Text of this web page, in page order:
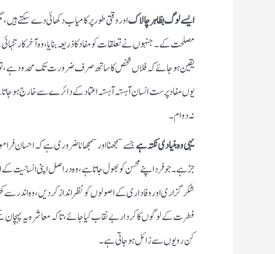
ایسے لوگ بظاہر چالاکاور وقتی طور پر کامیاب دکھائی دے سکتے ہیں،
مصلحت کے۔ جنہوں نے تعلقات کو مفاد کا ذریعہ بنایا، وہ آخرکار
یقین ہو جائے کہ فلاں شخص کا ساتھ صرف ضرورت تک محدود ہے، تو
یوں مفاد پرست انسان آہستہ آہستہ اعتماد کے دائرے سے خارج ہو
نہ دوام۔
یہی وہ بنیادی نکتہ ہےجسے سمجھنا اور سمجھانا ضروری ہے کہ احسان
جڑ ہے۔ جو فرد اپنے محسن کو بھول جاتا ہے، وہ دراصل اپنی انسانیت کے
شکرگزاری اور وفاداری کے اصولوں کو نظر انداز کر دیں، وہ اندر
فطرت کے لوگوں کا کردار بے نقاب کیا جائے، تاکہ معاشرہ یہ
کن رویوں سے زائل ہو جاتی ہے۔